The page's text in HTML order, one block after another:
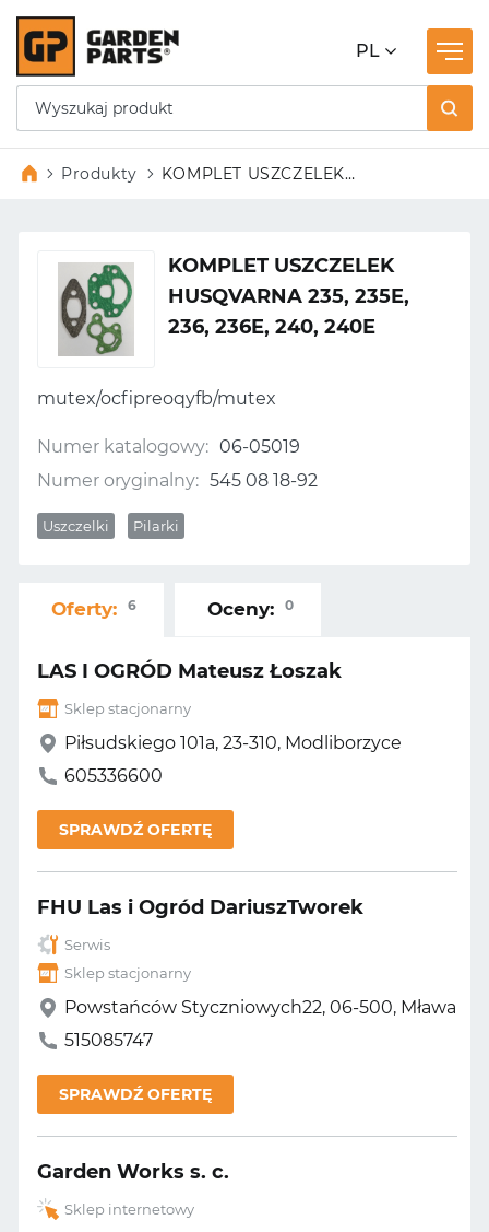
PL
Produkty
KOMPLET USZCZELEK
KOMPLET USZCZELEK
HUSQVARNA 235, 235E,
236, 236E, 240, 240E
mutex/ocfipreoqyfb/mutex
Numer katalogowy: 06-05019
Numer oryginalny: 545 08 18-92
Uszczelki Pilarki
Oferty: 6 Oceny: 0
LAS I OGRÓD Mateusz Łoszak
Sklep stacjonarny
Piłsudskiego 101a, 23-310, Modliborzyce
605336600
SPRAWDŹ OFERTĘ
FHU Las i Ogród DariuszTworek
Serwis
Sklep stacjonarny
Powstańców Styczniowych22, 06-500, Mława
515085747
SPRAWDŹ OFERTĘ
Garden Works s. c.
Sklep internetowy